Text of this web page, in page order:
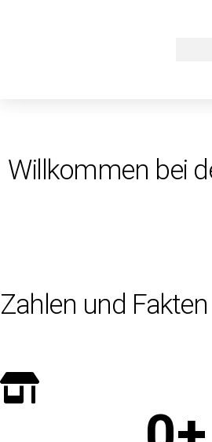
Willkommen bei
Zahlen und Fakten